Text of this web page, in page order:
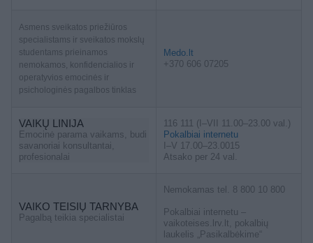
Asmens sveikatos priežiūros
specialistams ir sveikatos mokslų
studentams prieinamos
nemokamos, konfidencialios ir
operatyvios emocinės ir
psichologinės pagalbos tinklas
Medo.lt
+370 606 07205
VAIKŲ LINIJA
Emocinė parama vaikams, budi
savanoriai konsultantai,
profesionalai
116 111 (I–VII 11.00–23.00 val.)
Pokalbiai internetu
I–V 17.00–23.0015
Atsako per 24 val.
VAIKO TEISIŲ TARNYBA
Pagalbą teikia specialistai
Nemokamas tel. 8 800 10 800
Pokalbiai internetu –
vaikoteises.lrv.lt, pokalbių
laukelis „Pasikalbėkime“